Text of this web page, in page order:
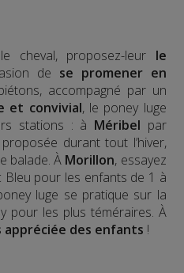
cheval, proposez-leur le
de se promener en
accompagné par un
et convivial, le poney luge
stations : à Méribel par
durant tout l’hiver,
balade. À Morillon, essayez
pour les enfants de 1 à
luge se pratique sur la
pour les plus téméraires. À
des enfants !